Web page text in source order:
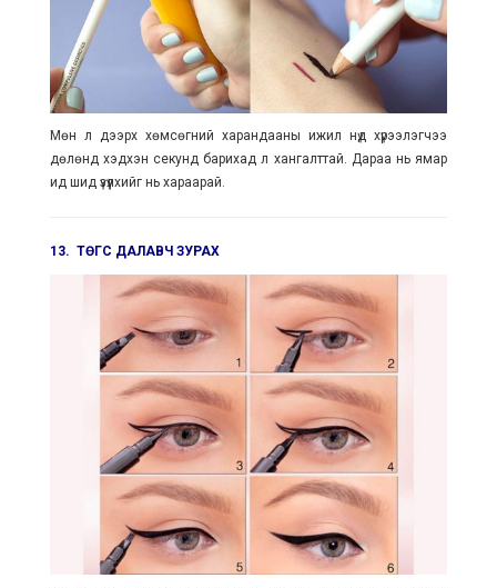
Мөн л дээрх хөмсөгний харандааны ижил нүд хүрээлэгчээ
дөлөнд хэдхэн секунд барихад л хангалттай. Дараа нь ямар
ид шид үзүүлхийг нь хараарай.
13. ТӨГС ДАЛАВЧ ЗУРАХ